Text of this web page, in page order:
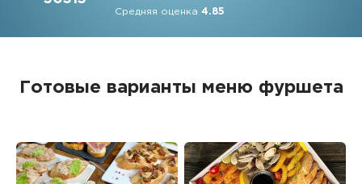
Средняя оценка4.85
Готовые варианты меню фуршета